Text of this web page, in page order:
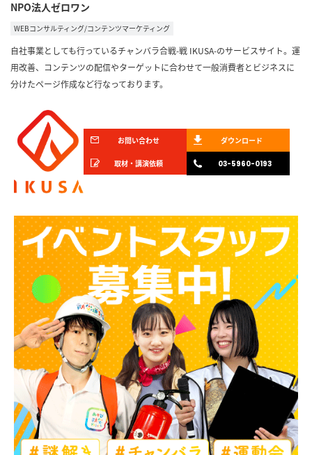
NPO法人ゼロワン
WEBコンサルティング/コンテンツマーケティング
自社事業としても行っているチャンバラ合戦-戦 IKUSA-のサービスサイト。運
用改善、コンテンツの配信やターゲットに合わせて一般消費者とビジネスに
分けたページ作成など行なっております。
お問い合わせ ダウンロード
取材・講演依頼 03-5960-0193